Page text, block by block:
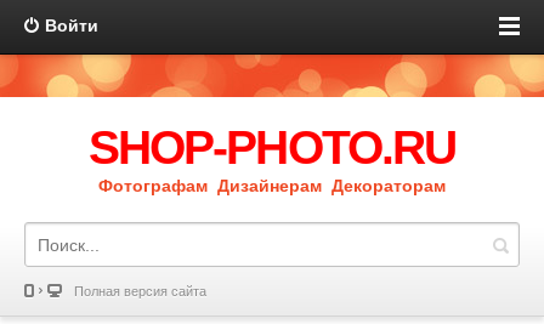
Войти
SHOP-PHOTO.RU
Фотографам Дизайнерам Декораторам
Полная версия сайта